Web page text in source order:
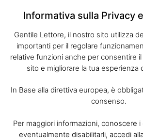
Informativa sulla Privacy
Gentile Lettore, il nostro sito utilizza
importanti per il regolare
relative funzioni anche per consentire
sito e migliorare la tua esperienza
In Base alla direttiva europea, è
consenso.
Per maggiori informazioni, conoscere
eventualmente disabilitarli, accedi alla